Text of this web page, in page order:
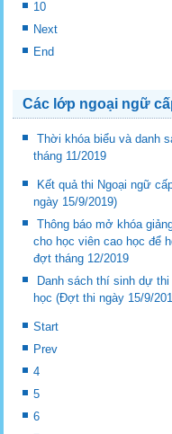
10
Next
End
Các lớp ngoại ngữ
Thời khóa biểu và danh
tháng 11/2019
Kết quả thi Ngoại ngữ
ngày 15/9/2019)
Thông báo mở khóa
cho học viên cao học để
đợt tháng 12/2019
Danh sách thí sinh dự
học (Đợt thi ngày 15/9/
Start
Prev
4
5
6